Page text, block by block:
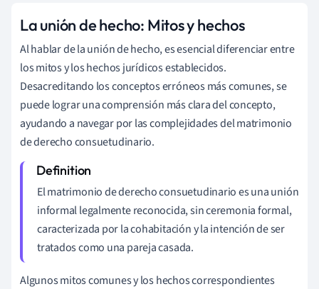
La unión de hecho: Mitos y hechos
Al hablar de la unión de hecho, es esencial diferenciar entre
los mitos y los hechos jurídicos establecidos.
Desacreditando los conceptos erróneos más comunes, se
puede lograr una comprensión más clara del concepto,
ayudando a navegar por las complejidades del matrimonio
de derecho consuetudinario.
El matrimonio de derecho consuetudinario es una unión
informal legalmente reconocida, sin ceremonia formal,
caracterizada por la cohabitación y la intención de ser
tratados como una pareja casada.
Algunos mitos comunes y los hechos correspondientes